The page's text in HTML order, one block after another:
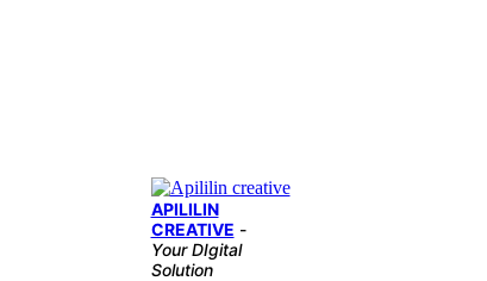
APILILIN
CREATIVE -
Your DIgital
Solution